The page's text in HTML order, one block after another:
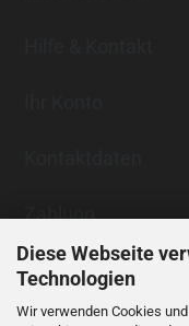
Diese Webseite
Technologien
Wir verwenden Cookies
Zahlung